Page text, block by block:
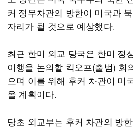
커 정무차관의 방한이 미국과
자리가 될 것으로 예상했다.
최근 한미 외교 당국은 한미 정
이행을 논의할 킥오프(출범) 회
으며 이를 위해 후커 차관이 미
올 계획이다.
당초 외교부는 후커 차관의 방